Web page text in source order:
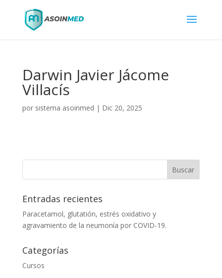
Darwin Javier Jácome
Villacís
por sistema asoinmed | Dic 20, 2025
Entradas recientes
Paracetamol, glutatión, estrés oxidativo y
agravamiento de la neumonía por COVID-19.
Categorías
Cursos